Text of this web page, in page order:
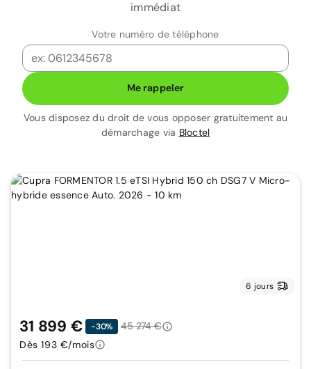
immédiat
Votre numéro de téléphone
Me rappeler
Vous disposez du droit de vous opposer gratuitement au
démarchage via Bloctel
6 jours
31 899 € -30%
45 274 €
Dès 193 €/mois